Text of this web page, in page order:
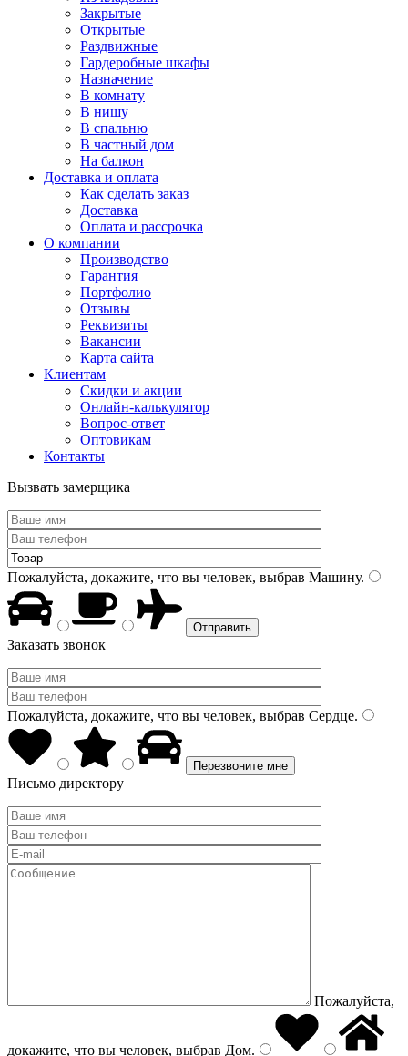
Закрытые
Открытые
Раздвижные
Гардеробные шкафы
Назначение
В комнату
В нишу
В спальню
В частный дом
На балкон
Доставка и оплата
Как сделать заказ
Доставка
Оплата и рассрочка
О компании
Производство
Гарантия
Портфолио
Отзывы
Реквизиты
Вакансии
Карта сайта
Клиентам
Скидки и акции
Онлайн-калькулятор
Вопрос-ответ
Оптовикам
Контакты
Вызвать замерщика
Пожалуйста, докажите, что вы человек, выбрав Машину.
Заказать звонок
Пожалуйста, докажите, что вы человек, выбрав Сердце.
Письмо директору
Пожалуйста,
докажите, что вы человек, выбрав Дом.